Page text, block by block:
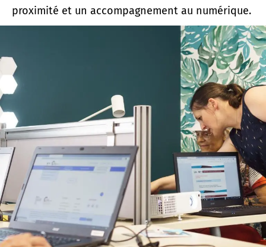
proximité et un accompagnement au numérique.